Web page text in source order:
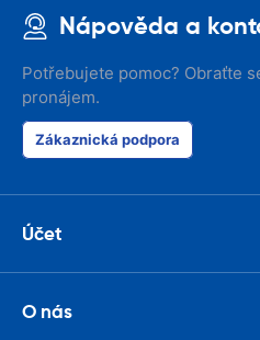
Nápověda a
Potřebujete pomoc? Obraťte
pronájem.
Zákaznická podpora
Účet
O nás